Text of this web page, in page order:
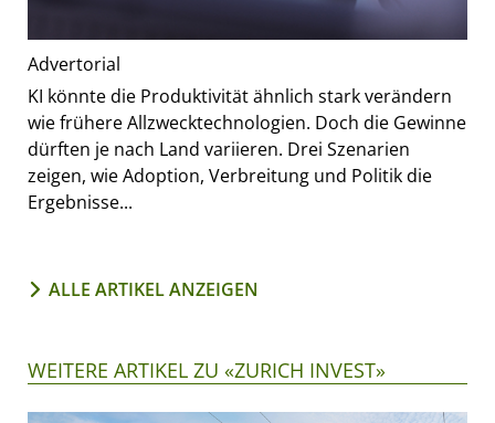
Advertorial
KI könnte die Produktivität ähnlich stark verändern
wie frühere Allzwecktechnologien. Doch die Gewinne
dürften je nach Land variieren. Drei Szenarien
zeigen, wie Adoption, Verbreitung und Politik die
Ergebnisse...
ALLE ARTIKEL ANZEIGEN
WEITERE ARTIKEL ZU «ZURICH INVEST»